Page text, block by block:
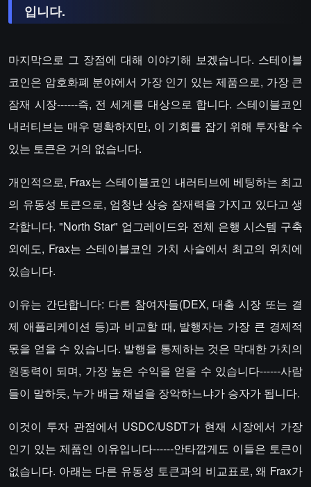
입니다.
마지막으로 그 장점에 대해 이야기해 보겠습니다. 스테이블
코인은 암호화폐 분야에서 가장 인기 있는 제품으로, 가장 큰
잠재 시장------즉, 전 세계를 대상으로 합니다. 스테이블코인
내러티브는 매우 명확하지만, 이 기회를 잡기 위해 투자할 수
있는 토큰은 거의 없습니다.
개인적으로, Frax는 스테이블코인 내러티브에 베팅하는 최고
의 유동성 토큰으로, 엄청난 상승 잠재력을 가지고 있다고 생
각합니다. "North Star" 업그레이드와 전체 은행 시스템 구축
외에도, Frax는 스테이블코인 가치 사슬에서 최고의 위치에
있습니다.
이유는 간단합니다: 다른 참여자들(DEX, 대출 시장 또는 결
제 애플리케이션 등)과 비교할 때, 발행자는 가장 큰 경제적
몫을 얻을 수 있습니다. 발행을 통제하는 것은 막대한 가치의
원동력이 되며, 가장 높은 수익을 얻을 수 있습니다------사람
들이 말하듯, 누가 배급 채널을 장악하느냐가 승자가 됩니다.
이것이 투자 관점에서 USDC/USDT가 현재 시장에서 가장
인기 있는 제품인 이유입니다------안타깝게도 이들은 토큰이
없습니다. 아래는 다른 유동성 토큰과의 비교표로, 왜 Frax가